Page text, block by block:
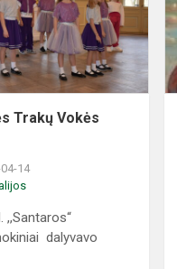
Trakų Vokės
14
,,Santaros“
dalyvavo